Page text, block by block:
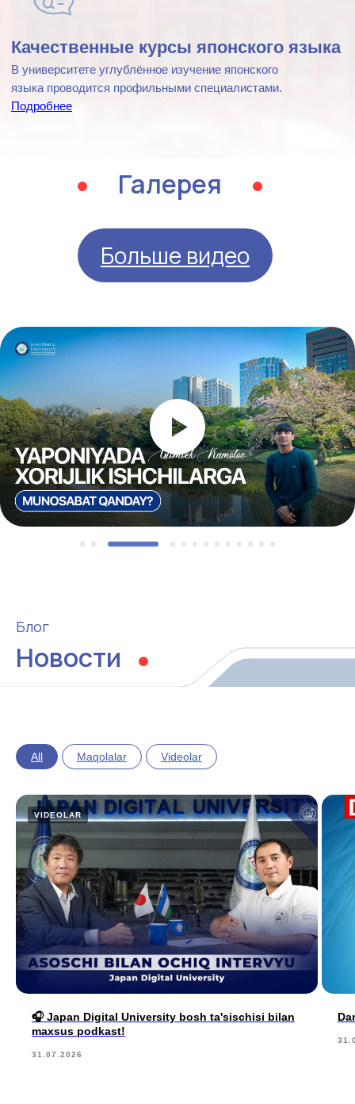
All Maqolalar Videolar
VIDEOLAR
🎧 Japan Digital University bosh ta'sischisi bilan
maxsus podkast!
31.07.2026
Затем постановлением Президента
Республики Узбекистан №PQ-4553 было
Умрзакова университету было
присвоено название.
Чрезвычайный и Полномочный Посол
Японии господин Фудзияма,
Такахаси, а также представители
Министерства инвестиций и внешней
торговли Республики Узбекистан,
которые выступили с поздравительными
постановления Кабинета Министров
Республики Узбекистан №762 от 2
декабря 2020 года «О создании
Японского цифрового университета в
6 декабря 2021 года Государственной
инспекцией по надзору за качеством
образования при Кабинете Министров
Республики Узбекистан была выдана
лицензия №0044.
+
Чрезвычайный и Полномочный
Алишер Абиджанов
Проректор по международному
университета мировых языков
+
Ясуки Кимура
Японский образовательный фонд
Исполнительный директор
Токийского университета связи
Локация